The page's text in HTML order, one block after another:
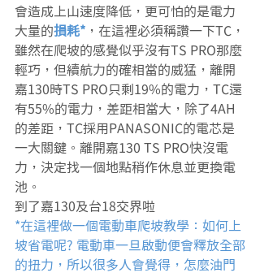
會造成上山速度降低，更可怕的是電力
大量的損耗* ，在這裡必須稱讚一下TC，
雖然在爬坡的感覺似乎沒有TS PRO那麼
輕巧，但續航力的確相當的威猛，離開
嘉130時TS PRO只剩19%的電力，TC還
有55%的電力，差距相當大，除了4AH
的差距，TC採用PANASONIC的電芯是
一大關鍵。離開嘉130 TS PRO快沒電
力，決定找一個地點稍作休息並更換電
池。
到了嘉130及台18交界啦
*在這裡做一個電動車爬坡教學：如何上
坡省電呢? 電動車一旦啟動便會釋放全部
的扭力，所以很多人會覺得，怎麼油門